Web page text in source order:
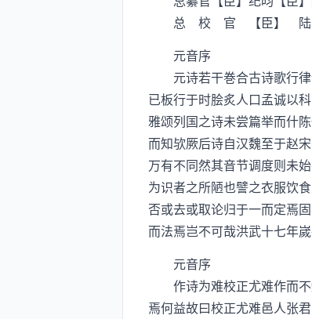
总 校 官 【臣】
元音序
元诗若干巻合古诗歌行律
已板行于时脍炙人口孟诚以
雅颂列国之诗未尝篇举而什
而知欤厥后诗自汉魏至于赵
万有不同然其音节调度则未
为识者之所陋也譬之衣服饮
否或去或取论归于一而定焉
而法焉岂不可哉洪武十七年
元音序
作诗为难校正尤难作而不
焉何益故曰校正尤难邑人张